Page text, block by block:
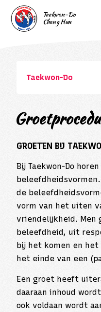
Taekwon-Do
GROETEN BIJ
Bij Taekwon-Do
de
vorm van het uiten
vriendelijkheid. Men
beleefdheid, uit
bij het komen en het
het einde van een
Een groet heeft
daaraan inhoud
ook voldaan wordt